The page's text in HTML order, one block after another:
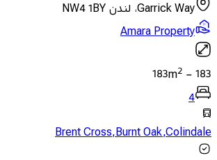
Garrick Way، لندن NW4 1BY
Amara Property
183
-
183m2
4
Brent Cross,Burnt Oak,Colindale